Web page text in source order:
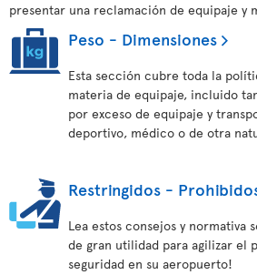
presentar una reclamación de equipaje y
Peso - Dimensiones
Esta sección cubre toda la
materia de equipaje, incluido
por exceso de equipaje y
deportivo, médico o de otra
Restringidos -
Lea estos consejos y normativa
de gran utilidad para agilizar el
seguridad en su aeropuerto!